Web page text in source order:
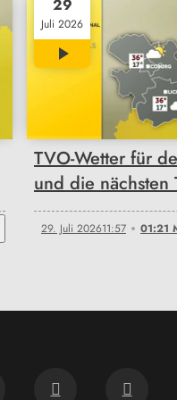
29
Juli 2026
TVO-Wetter für
und die nächsten
29. Juli 202611:57 01:21